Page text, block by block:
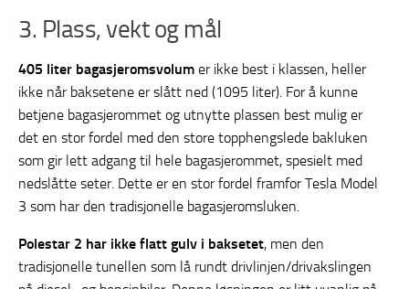
3. Plass, vekt og mål
405 liter bagasjeromsvolum er ikke best i klassen, heller
ikke når baksetene er slått ned (1095 liter). For å kunne
betjene bagasjerommet og utnytte plassen best mulig er
det en stor fordel med den store topphengslede bakluken
som gir lett adgang til hele bagasjerommet, spesielt med
nedslåtte seter. Dette er en stor fordel framfor Tesla Model
3 som har den tradisjonelle bagasjeromsluken.
Polestar 2 har ikke flatt gulv i baksetet, men den
tradisjonelle tunellen som lå rundt drivlinjen/drivakslingen